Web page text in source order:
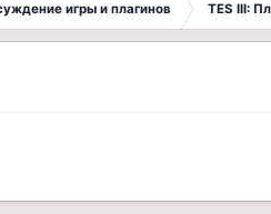
игры и плагинов TES III: